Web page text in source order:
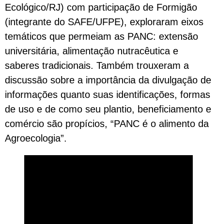
Ecológico/RJ) com participação de Formigão
(integrante do SAFE/UFPE), exploraram eixos
temáticos que permeiam as PANC: extensão
universitária, alimentação nutracêutica e
saberes tradicionais. Também trouxeram a
discussão sobre a importância da divulgação de
informações quanto suas identificações, formas
de uso e de como seu plantio, beneficiamento e
comércio são propícios, “PANC é o alimento da
Agroecologia”.